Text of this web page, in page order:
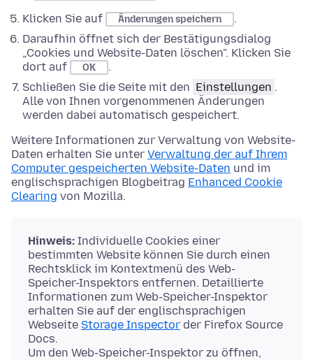
Klicken Sie auf
Änderungen speichern
.
Daraufhin öffnet sich der Bestätigungsdialog
„Cookies und Website-Daten löschen". Klicken Sie
dort auf
OK
.
Schließen Sie die Seite mit den Einstellungen .
Alle von Ihnen vorgenommenen Änderungen
werden dabei automatisch gespeichert.
Weitere Informationen zur Verwaltung von Website-
Daten erhalten Sie unter Verwaltung der auf Ihrem
Computer gespeicherten Website-Daten und im
englischsprachigen Blogbeitrag Enhanced Cookie
Clearing von Mozilla.
Hinweis: Individuelle Cookies einer
bestimmten Website können Sie durch einen
Rechtsklick im Kontextmenü des Web-
Speicher-Inspektors entfernen. Detaillierte
Informationen zum Web-Speicher-Inspektor
erhalten Sie auf der englischsprachigen
Webseite Storage Inspector der Firefox Source
Docs.
Um den Web-Speicher-Inspektor zu öffnen,